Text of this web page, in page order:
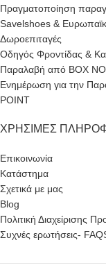
Πραγματοποίηση
Savelshoes &
Δωροεπιταγές
Οδηγός Φροντίδας &
Παραλαβή από BOX
Ενημέρωση για την
POINT
ΧΡΉΣΙΜΕΣ
Επικοινωνία
Κατάστημα
Σχετικά με μας
Blog
Πολιτική Διαχείρισης
Συχνές ερωτήσεις-